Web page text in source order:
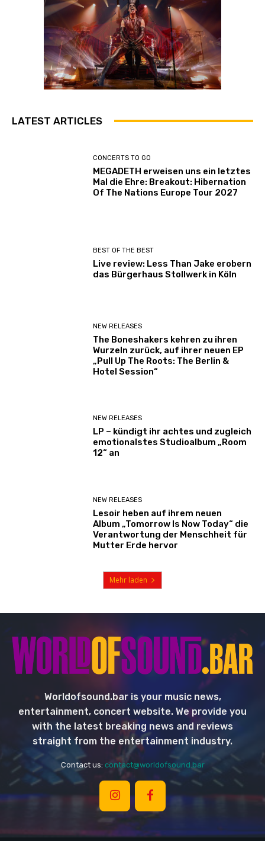
LATEST ARTICLES
CONCERTS TO GO
MEGADETH erweisen uns ein letztes
Mal die Ehre: Breakout: Hibernation
Of The Nations Europe Tour 2027
BEST OF THE BEST
Live review: Less Than Jake erobern
das Bürgerhaus Stollwerk in Köln
NEW RELEASES
The Boneshakers kehren zu ihren
Wurzeln zurück, auf ihrer neuen EP
„Pull Up The Roots: The Berlin &
Hotel Session“
NEW RELEASES
LP – kündigt ihr achtes und zugleich
emotionalstes Studioalbum „Room
12“ an
NEW RELEASES
Lesoir heben auf ihrem neuen
Album „Tomorrow Is Now Today“ die
Verantwortung der Menschheit für
Mutter Erde hervor
Mehr laden
Worldofsound.bar is your music news,
entertainment, concert website. We provide you
with the latest breaking news and reviews
straight from the entertainment industry.
Contact us: contact@worldofsound.bar